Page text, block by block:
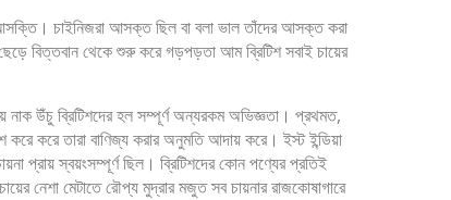
আসক্তি। চাইনিজরা আসক্ত ছিল বা বলা ভাল তাঁদের আসক্ত করা
বিত্তবান থেকে শুরু করে গড়পড়তা আম ব্রিটিশ সবাই চায়ের
নাক উঁচু ব্রিটিশদের হল সম্পূর্ণ অন্যরকম অভিজ্ঞতা। প্রথমত,
করে করে তারা বাণিজ্য করার অনুমতি আদায় করে। ইস্ট ইন্ডিয়া
প্রায় স্বয়ংসম্পূর্ণ ছিল। ব্রিটিশদের কোন পণ্যের প্রতিই
নেশা মেটাতে রৌপ্য মুদ্রার মজুত সব চায়নার রাজকোষাগারে